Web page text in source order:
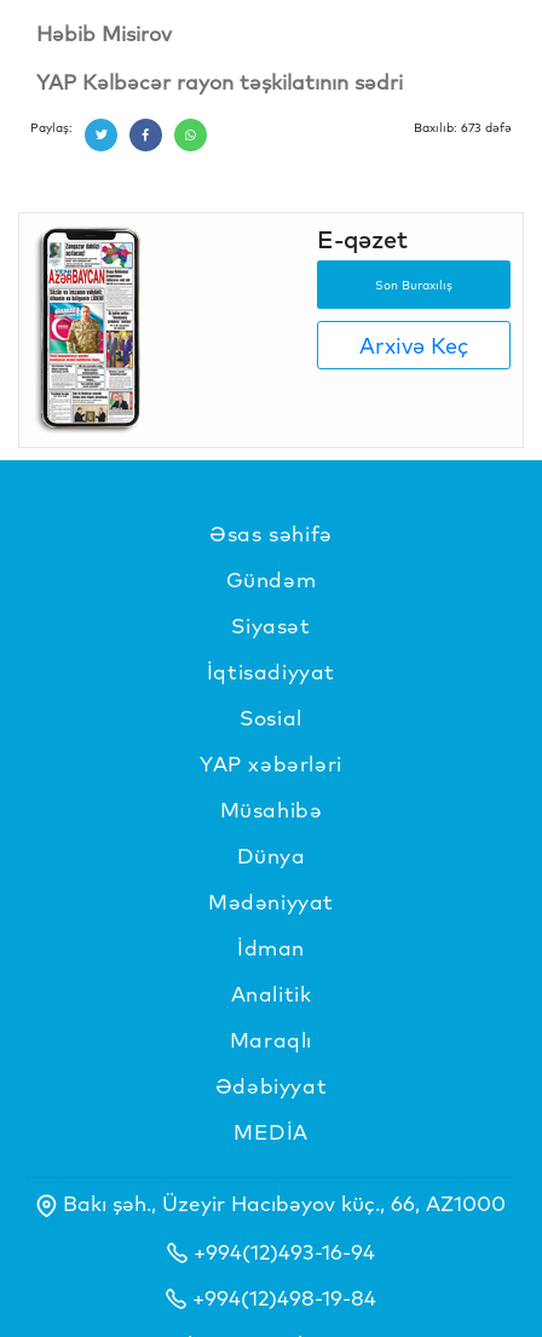
Həbib Misirov
YAP Kəlbəcər rayon təşkilatının sədri
Paylaş: Baxılıb: 673 dəfə
E-qəzet
Son Buraxılış
Arxivə Keç
Əsas səhifə
Gündəm
Siyasət
İqtisadiyyat
Sosial
YAP xəbərləri
Müsahibə
Dünya
Mədəniyyat
İdman
Analitik
Maraqlı
Ədəbiyyat
MEDİA
Bakı şəh., Üzeyir Hacıbəyov küç., 66, AZ1000
+994(12)493-16-94
+994(12)498-19-84